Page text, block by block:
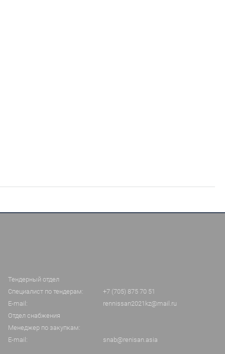
Тендерный отдел
Специалист по тендерам:
+7 (705) 875 70 51
E-mail:
rennissan2021kz@mail.ru
Отдел снабжения
Менеджер по закупкам:
E-mail:
snab@renisan.asia